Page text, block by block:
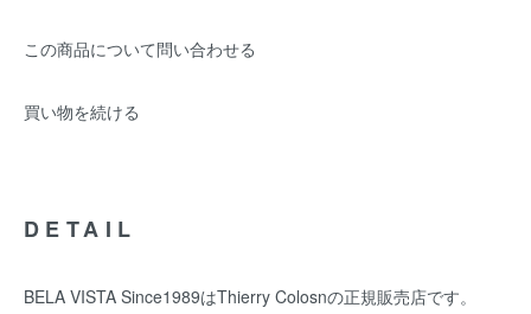
この商品について問い合わせる
買い物を続ける
DETAIL
BELA VISTA Since1989はThierry Colosnの正規販売店です。